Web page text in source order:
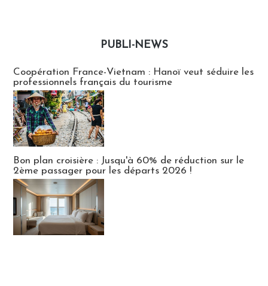
PUBLI-NEWS
Coopération France-Vietnam : Hanoï veut séduire les
professionnels français du tourisme
Bon plan croisière : Jusqu'à 60% de réduction sur le
2ème passager pour les départs 2026 !